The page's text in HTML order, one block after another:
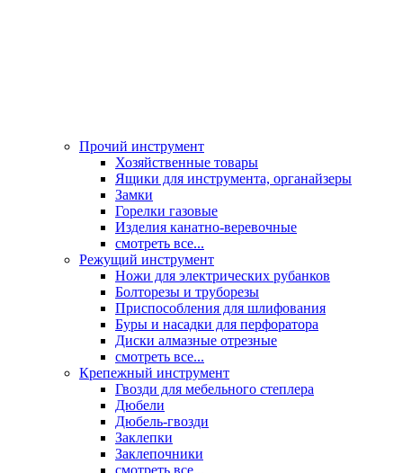
Прочий инструмент
Хозяйственные товары
Ящики для инструмента, органайзеры
Замки
Горелки газовые
Изделия канатно-веревочные
смотреть все...
Режущий инструмент
Ножи для электрических рубанков
Болторезы и труборезы
Приспособления для шлифования
Буры и насадки для перфоратора
Диски алмазные отрезные
смотреть все...
Крепежный инструмент
Гвозди для мебельного степлера
Дюбели
Дюбель-гвозди
Заклепки
Заклепочники
смотреть все...